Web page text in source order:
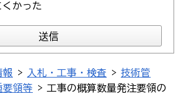
かった
報 > 入札・工事・検査 > 技術管
要領等 > 工事の概算数量発注要領の